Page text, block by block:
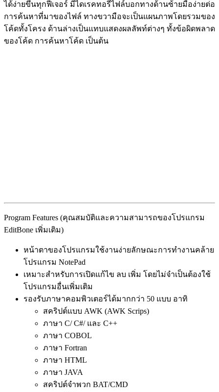
ได้ง่ายขึ้นทุกฟีเจอร์ มีไดเรคทอรี่ไฟล์บอกทางด้านซ้ายมือง่ายต่อ
การค้นหาที่มาของไฟล์ ทางขวามือจะเป็นแผนภาพโดยรวมของ
โค้ดทั้งโครง ด้านล่างเป็นแทบแสดงผลลัพท์ต่างๆ ทั้งข้อผิดพลาด
ของโค้ด การค้นหาโค้ด เป็นต้น
Program Features (คุณสมบัติและความสามารถของโปรแกรม
EditBone เพิ่มเติม)
หน้าตาของโปรแกรมใช้งานง่ายลักษณะการทำงานคล้าย
โปรแกรม NotePad
เหมาะสำหรับการเปิดแก้ไข ลบ เพิ่ม โดยไม่จำเป็นต้องใช้
โปรแกรมอื่นเพิ่มเติม
รองรับภาษาคอมพิวเตอร์ได้มากกว่า 50 แบบ อาทิ
สคริปต์แบบ AWK (AWK Scrips)
ภาษา C/ C#/ และ C++
ภาษา COBOL
ภาษา Fortran
ภาษา HTML
ภาษา JAVA
สคริปต์จำพวก BAT/CMD